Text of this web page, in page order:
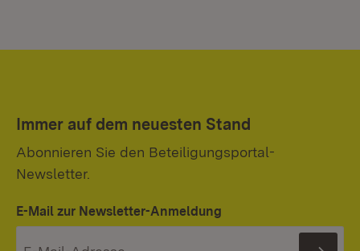
Immer auf dem neuesten Stand
Abonnieren Sie den Beteiligungsportal-
Newsletter.
E-Mail zur Newsletter-Anmeldung